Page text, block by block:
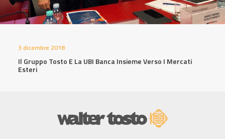
3 dicembre 2018
Il Gruppo Tosto E La UBI Banca Insieme Verso I Mercati
Esteri